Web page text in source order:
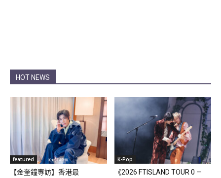
HOT NEWS
featured
【金奎鐘專訪】香港最
K-Pop
《2026 FTISLAND TOUR 0 —